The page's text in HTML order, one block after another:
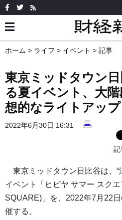
ホーム > ライフ > イベント > 記事
東京ミッドタウン日
る夏イベント、大
想的なライトアップ
2022年6月30日 16:31
記
東京ミッドタウン日比谷は、“
イベント「ヒビヤ サマー スク
SQUARE)」を、2022年7月22
催する。